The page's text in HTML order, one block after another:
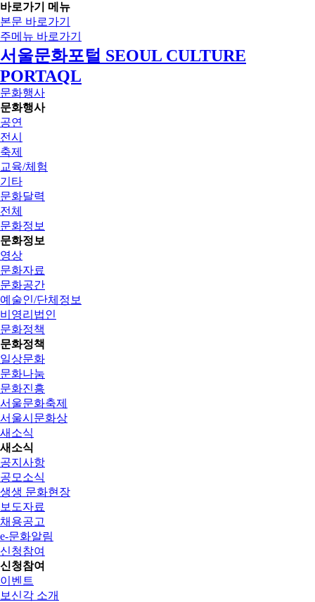
바로가기 메뉴
본문 바로가기
주메뉴 바로가기
서울문화포털 SEOUL CULTURE
PORTAQL
문화행사
문화행사
공연
전시
축제
교육/체험
기타
문화달력
전체
문화정보
문화정보
영상
문화자료
문화공간
예술인/단체정보
비영리법인
문화정책
문화정책
일상문화
문화나눔
문화진흥
서울문화축제
서울시문화상
새소식
새소식
공지사항
공모소식
생생 문화현장
보도자료
채용공고
e-문화알림
신청참여
신청참여
이벤트
보신각 소개